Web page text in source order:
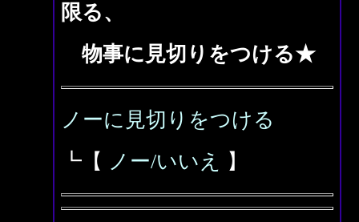
限る、
物事に見切りをつける★
ノーに見切りをつける
┗【 ノー/いいえ 】